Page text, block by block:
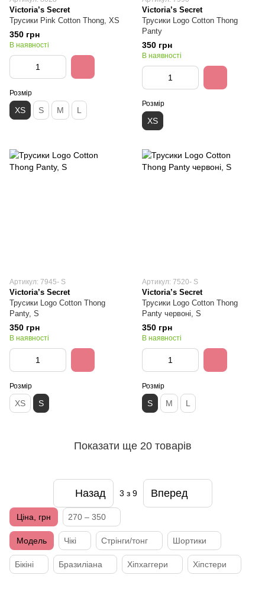
Victoria’s Secret
Трусики Pink Cotton Thong, XS
350 грн
В наявності
Розмір
XS S M L
Victoria’s Secret
Трусики Logo Cotton Thong
Panty
350 грн
В наявності
Розмір
XS
Артикул: 7945- S
Victoria’s Secret
Трусики Logo Cotton Thong
Panty, S
350 грн
В наявності
Розмір
XS S
Артикул: 7520- S
Victoria’s Secret
Трусики Logo Cotton Thong
Panty червоні, S
350 грн
В наявності
Розмір
S M L
Показати ще 20 товарів
Назад 3 з 9 Вперед
Ціна, грн 270 – 350
Модель Чікі Стрінги/тонг Шортики
Бікіні Бразиліана Хіпхаггери Хіпстери